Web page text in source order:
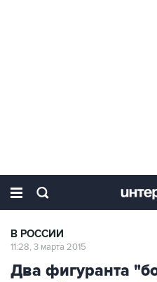
В РОССИИ
11:28, 3 марта 2015
Два фигуранта